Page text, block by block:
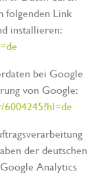
folgenden Link
installieren:
bei Google
von Google:
der deutschen
Analytics